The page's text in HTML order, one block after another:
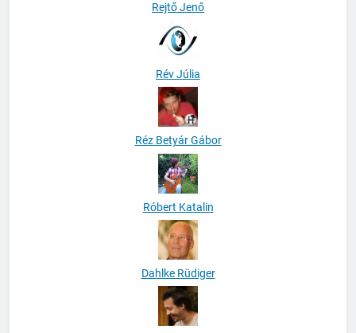
Rejtő Jenő
Rév Júlia
Réz Betyár Gábor
Róbert Katalin
Dahlke Rüdiger